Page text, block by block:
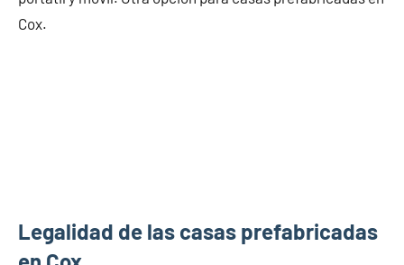
Cox.
Legalidad de las casas prefabricadas